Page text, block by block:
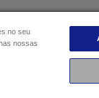
da conformidade do
no seu
nossas